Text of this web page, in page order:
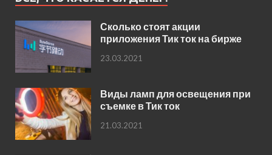
Сколько стоят акции
приложения Тик ток на бирже
23.03.2021
Виды ламп для освещения при
съемке в Тик ток
21.03.2021